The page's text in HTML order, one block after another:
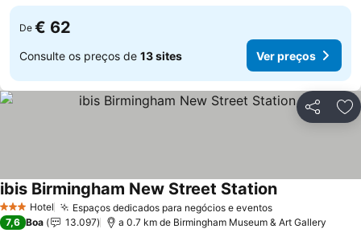
De € 62
Consulte os preços de 13 sites Ver preços
Partilhar
3 EstrelasHotel Espaços dedicados para negócios e eventos
ibis Birmingham New Street Station
7,6 Boa 13.097 a 0.7 km de Birmingham Museum & Art Gallery